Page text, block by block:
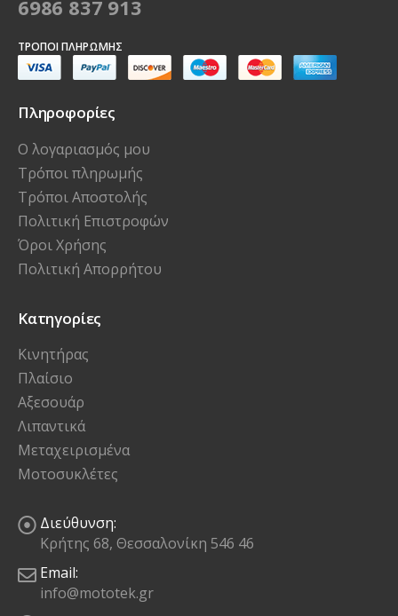
ΤΡΌΠΟΙ ΠΛΗΡΩΜΉΣ
Πληροφορίες
Ο λογαριασμός μου
Τρόποι πληρωμής
Τρόποι Αποστολής
Πολιτική Επιστροφών
Όροι Χρήσης
Πολιτική Απορρήτου
Κατηγορίες
Κινητήρας
Πλαίσιο
Αξεσουάρ
Λιπαντικά
Μεταχειρισμένα
Μοτοσυκλέτες
Email:
Ωράριο Λειτουργίας: